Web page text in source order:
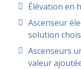
Élévation en
Ascenseur
solution
Ascenseurs
valeur